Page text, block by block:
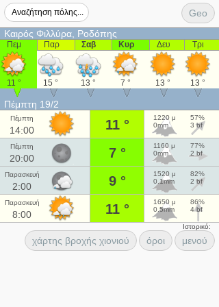
Geo
Καιρός Φιλλύρα, Ροδόπης
Πεμ
11 °
Παρ
15 °
Σαβ
13 °
Κυρ
7 °
Δευ
13 °
Τρι
13 °
Πέμπτη 19/2
Πέμπτη
14:00 11 °
1220 μ
0mm
57%
3 bf
Πέμπτη
20:00 7 °
1160 μ
0mm
77%
2 bf
Παρασκευή
2:00 9 °
1520 μ
0.1mm
82%
2 bf
Παρασκευή
8:00 11 °
1650 μ
0.5mm
86%
4 bf
Ιστορικό:
χάρτης βροχής χιονιού όροι μενού